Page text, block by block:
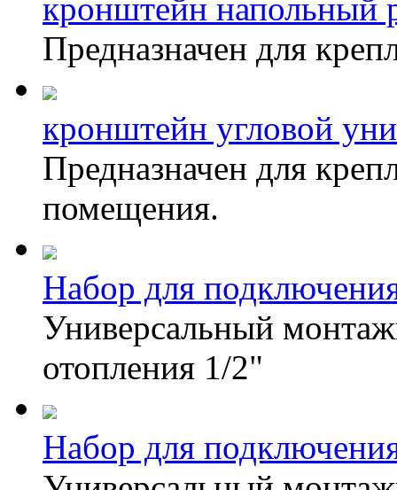
кронштейн напольный
Предназначен для
кронштейн угловой
Предназначен для
помещения.
Набор для
Универсальный
отопления 1/2"
Набор для